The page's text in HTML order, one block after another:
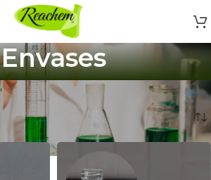
Envases
Mostrando 1–12 de 229 resultados